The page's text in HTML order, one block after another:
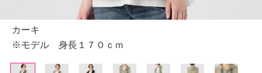
カーキ
※モデル 身長１７０ｃｍ